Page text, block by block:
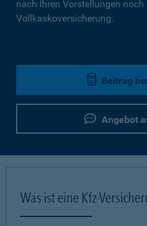
nach Ihren Vorstellungen noch
Vollkaskoversicherung.
Beitrag
Angebot
Was ist eine Kfz-